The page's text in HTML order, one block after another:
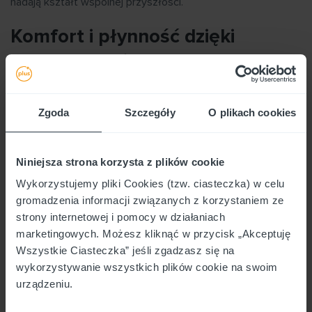
Zgoda Szczegóły O plikach cookies
Niniejsza strona korzysta z plików cookie
Wykorzystujemy pliki Cookies (tzw. ciasteczka) w celu
gromadzenia informacji związanych z korzystaniem ze
strony internetowej i pomocy w działaniach
marketingowych. Możesz kliknąć w przycisk „Akceptuję
Wszystkie Ciasteczka” jeśli zgadzasz się na
wykorzystywanie wszystkich plików cookie na swoim
urządzeniu.
Komfort i płynność dzięki
pożyczce na już na konto
wymaga dodatkowego wsparcia. Pożyczka na już na konto
szybkiej reakcji. Czy to zakup niezbędnych leków, czy
drobny remont – świadomość, że dostęp do środków jest
prosty i przewidywalny, dodaje pewności w podejmowaniu
decyzji.
Pożyczka na już – wsparcie dla
rodziców w codziennych
wyzwaniach